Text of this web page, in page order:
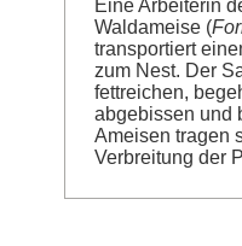
Eine Arbeiterin
Waldameise (
transportiert
zum Nest. Der
fettreichen,
abgebissen und
Ameisen tragen
Verbreitung der